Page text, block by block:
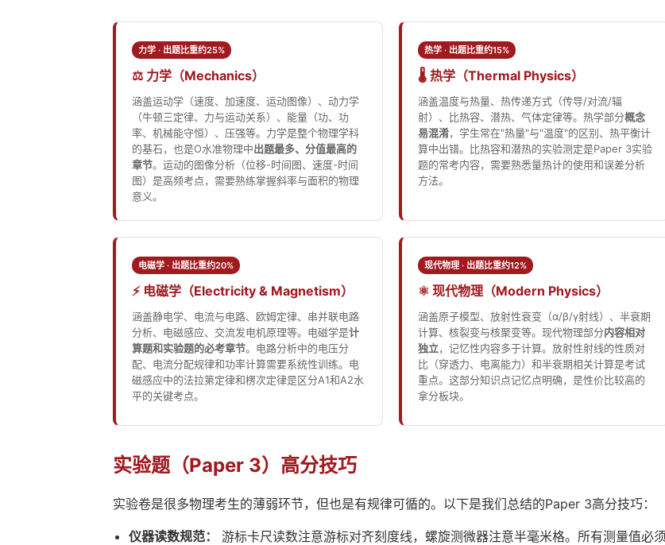
力学 · 出题比重约25%
⚖️ 力学（Mechanics）
涵盖运动学（速度、加速度、运动图像）、动力学
（牛顿三定律、力与运动关系）、能量（功、功
率、机械能守恒）、压强等。力学是整个物理学科
的基石，也是O水准物理中出题最多、分值最高的
章节。运动的图像分析（位移-时间图、速度-时间
图）是高频考点，需要熟练掌握斜率与面积的物理
意义。
热学 · 出题比重约15%
🌡️ 热学（Thermal Physics）
涵盖温度与热量、热传递方式（传导/对流/辐
射）、比热容、潜热、气体定律等。热学部分概念
易混淆，学生常在"热量"与"温度"的区别、热平衡计
算中出错。比热容和潜热的实验测定是Paper 3实验
题的常考内容，需要熟悉量热计的使用和误差分析
方法。
电磁学 · 出题比重约20%
⚡ 电磁学（Electricity & Magnetism）
涵盖静电学、电流与电路、欧姆定律、串并联电路
分析、电磁感应、交流发电机原理等。电磁学是计
算题和实验题的必考章节。电路分析中的电压分
配、电流分配规律和功率计算需要系统性训练。电
磁感应中的法拉第定律和楞次定律是区分A1和A2水
平的关键考点。
现代物理 · 出题比重约12%
⚛️ 现代物理（Modern Physics）
涵盖原子模型、放射性衰变（α/β/γ射线）、半衰期
计算、核裂变与核聚变等。现代物理部分内容相对
独立，记忆性内容多于计算。放射性射线的性质对
比（穿透力、电离能力）和半衰期相关计算是考试
重点。这部分知识点记忆点明确，是性价比较高的
拿分板块。
实验题（Paper 3）高分技巧
实验卷是很多物理考生的薄弱环节，但也是有规律可循的。以下是我们总结的Paper 3高分技巧：
仪器读数规范：
游标卡尺读数注意游标对齐刻度线，螺旋测微器注意半毫米格。所有测量值必